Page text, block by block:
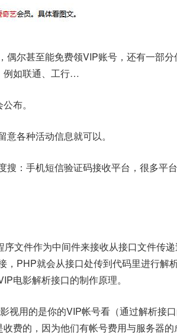
尔甚至能免费领VIP账号，还有一部分
例如联通、工行…
布。
各种活动信息就可以。
搜：手机短信验证码接收平台，很多平
文件作为中间件来接收从接口文件传
，PHP就会从接口处传到代码里进行解
电影解析接口的制作原理。
视用的是你的VIP帐号看（通过解析接
费的，因为他们有帐号费用与服务器的